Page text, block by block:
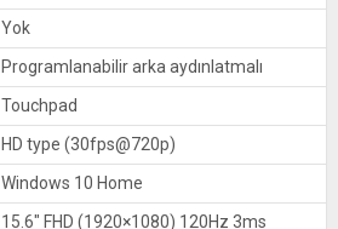
Yok
Programlanabilir arka aydınlatmalı
Touchpad
HD type (30fps@720p)
Windows 10 Home
15.6″ FHD (1920×1080) 120Hz 3ms